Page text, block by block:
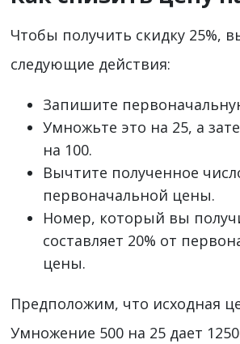
Чтобы получить скидку 25%,
следующие действия:
Запишите
Умножьте это на 25, а
на 100.
Вычтите полученное
первоначальной цены.
Номер, который вы
составляет 20% от
цены.
Предположим, что исходная
Умножение 500 на 25 дает